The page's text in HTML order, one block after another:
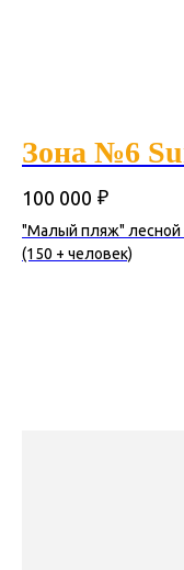
Зона №6
100 000 ₽
"Малый пляж" лесной
(150 + человек)